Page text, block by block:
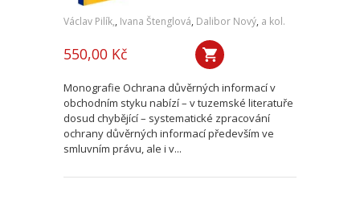
Václav Pilík,, Ivana Štenglová, Dalibor Nový, a kol.
550,00 Kč
Monografie Ochrana důvěrných informací v
obchodním styku nabízí – v tuzemské literatuře
dosud chybějící – systematické zpracování
ochrany důvěrných informací především ve
smluvním právu, ale i v...